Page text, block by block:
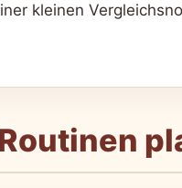
kleinen